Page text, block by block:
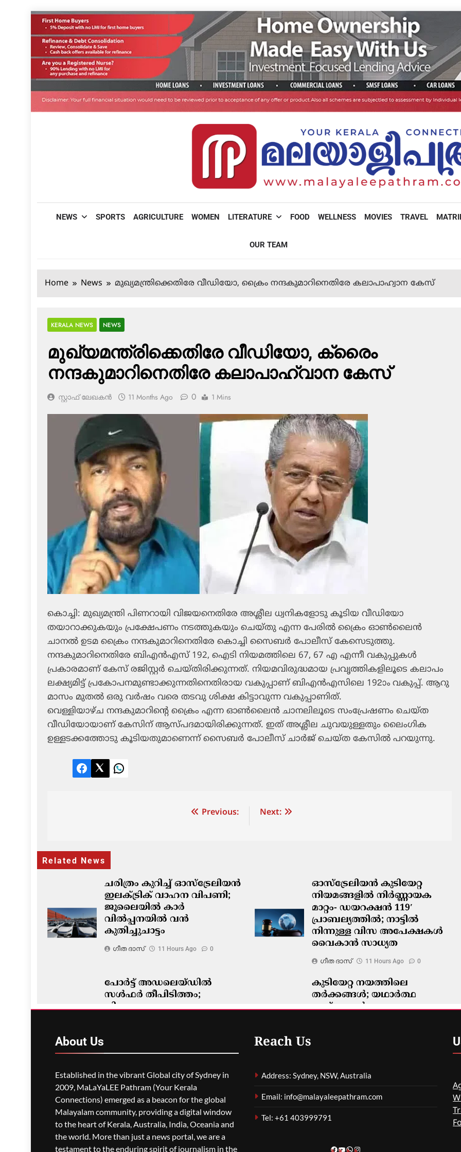
Skip
content
NEWS SPORTS AGRICULTURE WOMEN LITERATURE FOOD WELLNESS MOVIES TRAVEL
OUR TEAM
Home News മുഖ്യമന്ത്രിക്കെതിരേ വീഡിയോ, ക്രൈം നന്ദകുമാറിനെതിരേ കലാപാഹ്വാന കേസ്
KERALA NEWS NEWS
മുഖ്യമന്ത്രിക്കെതിരേ വീഡിയോ, ക്രൈം
നന്ദകുമാറിനെതിരേ കലാപാഹ്വാന കേസ്
സ്റ്റാഫ് ലേഖകൻ 11 Months Ago 0 1 Mins
കൊച്ചി: മുഖ്യമന്ത്രി പിണറായി വിജയനെതിരേ അശ്ലീല ധ്വനികളോടു കൂടിയ വീഡിയോ
തയാറാക്കുകയും പ്രക്ഷേപണം നടത്തുകയും ചെയ്തു എന്ന പേരില്‍ ക്രൈം ഓണ്‍ലൈന്‍
ചാനല്‍ ഉടമ ക്രൈം നന്ദകുമാറിനെതിരേ കൊച്ചി സൈബര്‍ പോലീസ് കേസെടുത്തു.
നന്ദകുമാറിനെതിരേ ബിഎന്‍എസ് 192, ഐടി നിയമത്തിലെ 67, 67 എ എന്നീ വകുപ്പുകള്‍
പ്രകാരമാണ് കേസ് രജിസ്റ്റര്‍ ചെയ്തിരിക്കുന്നത്. നിയമവിരുദ്ധമായ പ്രവൃത്തികളിലൂടെ കലാപം
ലക്ഷ്യമിട്ട് പ്രകോപനമുണ്ടാക്കുന്നതിനെതിരായ വകുപ്പാണ് ബിഎന്‍എസിലെ 192ാം വകുപ്പ്. ആറു
മാസം മുതല്‍ ഒരു വര്‍ഷം വരെ തടവു ശിക്ഷ കിട്ടാവുന്ന വകുപ്പാണിത്.
വെള്ളിയാഴ്ച നന്ദകുമാറിന്റെ ക്രൈം എന്ന ഓണ്‍ലൈന്‍ ചാനലിലൂടെ സംപ്രേഷണം ചെയ്ത
വീഡിയോയാണ് കേസിന് ആസ്പദമായിരിക്കുന്നത്. ഇത് അശ്ലീല ചുവയുള്ളതും ലൈംഗിക
ഉള്ളടക്കത്തോടു കൂടിയതുമാണെന്ന് സൈബര്‍ പോലീസ് ചാര്‍ജ് ചെയ്ത കേസില്‍ പറയുന്നു.
Facebook
TwitterLinkedIn
Previous: Next:
Related News
ചരിത്രം കുറിച്ച് ഓസ്‌ട്രേലിയൻ
ഇലക്ട്രിക് വാഹന വിപണി;
ജൂലൈയിൽ കാർ
വിൽപ്പനയിൽ വൻ
കുതിച്ചുചാട്ടം
ഗീത ദാസ്‌ 11 Hours Ago 0
ഓസ്‌ട്രേലിയൻ കുടിയേറ്റ
നിയമങ്ങളിൽ നിർണ്ണായക
മാറ്റം- ഡയറക്ഷൻ 119′
പ്രാബല്യത്തിൽ; നാട്ടിൽ
നിന്നുള്ള വിസ അപേക്ഷകൾ
വൈകാൻ സാധ്യത
ഗീത ദാസ്‌ 11 Hours Ago 0
പോർട്ട് അഡലെയ്ഡിൽ
സൾഫർ തീപിടിത്തം;
വിഷപുക പടരുന്നു,
കുടിയേറ്റ നയത്തിലെ
തർക്കങ്ങൾ; യഥാർത്ഥ
പ്രശ്നങ്ങൾ
About Us
Established in the vibrant Global city of Sydney in
2009, MaLaYaLEE Pathram (Your Kerala
Connections) emerged as a beacon for the global
Malayalam community, providing a digital window
to the heart of Kerala, Australia, India, Oceania and
the world. More than just a news portal, we are a
testament to the enduring spirit of journalism in the
Reach Us
Address: Sydney, NSW, Australia
Email: info@malayaleepathram.com
Tel: +61 403999791